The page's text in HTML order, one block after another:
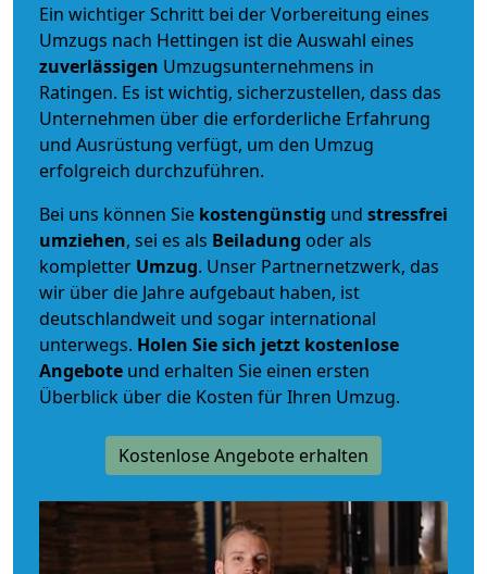
Ein wichtiger Schritt bei der Vorbereitung eines
Umzugs nach Hettingen ist die Auswahl eines
zuverlässigen Umzugsunternehmens in
Ratingen. Es ist wichtig, sicherzustellen, dass das
Unternehmen über die erforderliche Erfahrung
und Ausrüstung verfügt, um den Umzug
erfolgreich durchzuführen.
Bei uns können Sie kostengünstig und stressfrei
umziehen, sei es als Beiladung oder als
kompletter Umzug. Unser Partnernetzwerk, das
wir über die Jahre aufgebaut haben, ist
deutschlandweit und sogar international
unterwegs. Holen Sie sich jetzt kostenlose
Angebote und erhalten Sie einen ersten
Überblick über die Kosten für Ihren Umzug.
Kostenlose Angebote erhalten